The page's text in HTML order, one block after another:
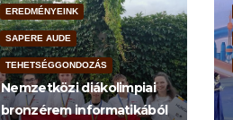
EREDMÉNYEINK
SAPERE AUDE
TEHETSÉGGONDOZÁS
Nemzetközi diákolimpiai
bronzérem informatikából